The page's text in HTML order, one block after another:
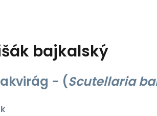
bajkalský
- (Scutellaria